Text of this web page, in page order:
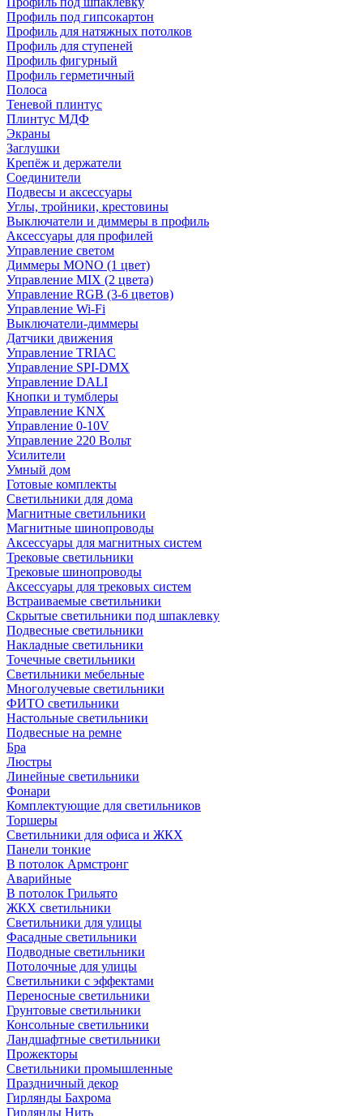
Профиль под гипсокартон
Профиль для натяжных потолков
Профиль для ступеней
Профиль фигурный
Профиль герметичный
Полоса
Теневой плинтус
Плинтус МДФ
Экраны
Заглушки
Крепёж и держатели
Соединители
Подвесы и аксессуары
Углы, тройники, крестовины
Выключатели и диммеры в профиль
Аксессуары для профилей
Управление светом
Диммеры MONO (1 цвет)
Управление MIX (2 цвета)
Управление RGB (3-6 цветов)
Управление Wi-Fi
Выключатели-диммеры
Датчики движения
Управление TRIAC
Управление SPI-DMX
Управление DALI
Кнопки и тумблеры
Управление KNX
Управление 0-10V
Управление 220 Вольт
Усилители
Умный дом
Готовые комплекты
Светильники для дома
Магнитные светильники
Магнитные шинопроводы
Аксессуары для магнитных систем
Трековые светильники
Трековые шинопроводы
Аксессуары для трековых систем
Встраиваемые светильники
Скрытые светильники под шпаклевку
Подвесные светильники
Накладные светильники
Точечные светильники
Светильники мебельные
Многолучевые светильники
ФИТО светильники
Настольные светильники
Подвесные на ремне
Бра
Люстры
Линейные светильники
Фонари
Комплектующие для светильников
Торшеры
Светильники для офиса и ЖКХ
Панели тонкие
В потолок Армстронг
Аварийные
В потолок Грильято
ЖКХ светильники
Светильники для улицы
Фасадные светильники
Подводные светильники
Потолочные для улицы
Светильники с эффектами
Переносные светильники
Грунтовые светильники
Консольные светильники
Ландшафтные светильники
Прожекторы
Светильники промышленные
Праздничный декор
Гирлянды Бахрома
Гирлянды Нить